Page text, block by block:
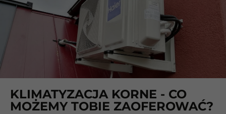
KLIMATYZACJA KORNE - CO
MOŻEMY TOBIE ZAOFEROWAĆ?